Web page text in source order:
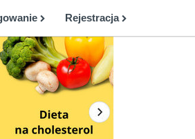
Rejestracja